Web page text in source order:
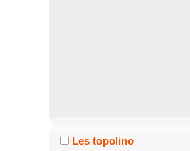
Les topolino